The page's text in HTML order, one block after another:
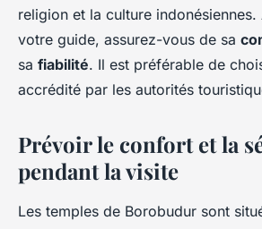
religion et la culture
votre guide, assurez-vous de sa
sa fiabilité. Il est préférable de
accrédité par les autorités
Prévoir le confort et la
pendant la visite
Les temples de Borobudur sont